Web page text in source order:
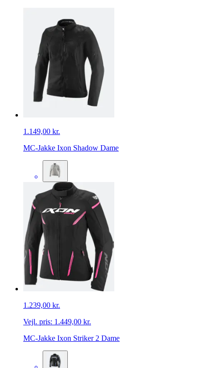
1.149,00 kr.
MC-Jakke Ixon Shadow Dame
1.239,00 kr.
Vejl. pris: 1.449,00 kr.
MC-Jakke Ixon Striker 2 Dame